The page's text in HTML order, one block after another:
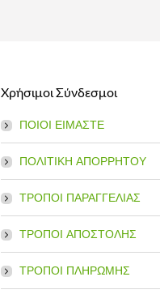
Χρήσιμοι Σύνδεσμοι
ΠΟΙΟΙ ΕΙΜΑΣΤΕ
ΠΟΛΙΤΙΚΗ ΑΠΟΡΡΗΤΟΥ
ΤΡΟΠΟΙ ΠΑΡΑΓΓΕΛΙΑΣ
ΤΡΟΠΟΙ ΑΠΟΣΤΟΛΗΣ
ΤΡΟΠΟΙ ΠΛΗΡΩΜΗΣ